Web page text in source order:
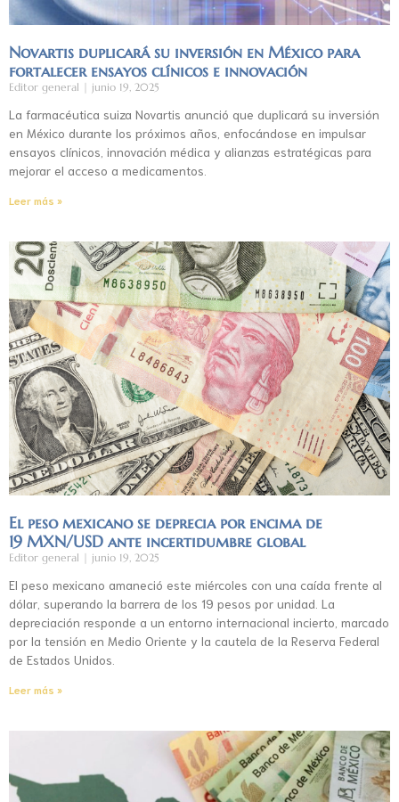
Novartis duplicará su inversión en México para
fortalecer ensayos clínicos e innovación
Editor general junio 19, 2025
La farmacéutica suiza Novartis anunció que duplicará su inversión
en México durante los próximos años, enfocándose en impulsar
ensayos clínicos, innovación médica y alianzas estratégicas para
mejorar el acceso a medicamentos.
Leer más »
El peso mexicano se deprecia por encima de
19 MXN/USD ante incertidumbre global
Editor general junio 19, 2025
El peso mexicano amaneció este miércoles con una caída frente al
dólar, superando la barrera de los 19 pesos por unidad. La
depreciación responde a un entorno internacional incierto, marcado
por la tensión en Medio Oriente y la cautela de la Reserva Federal
de Estados Unidos.
Leer más »